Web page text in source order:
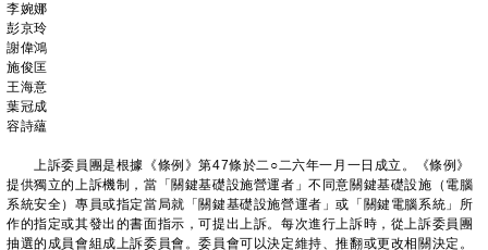
李婉娜
彭京玲
謝偉鴻
施俊匡
王海意
葉冠成
容詩蘊
上訴委員團是根據《條例》第47條於二○二六年一月一日成立。《條例》
提供獨立的上訴機制，當「關鍵基礎設施營運者」不同意關鍵基礎設施（電腦
系統安全）專員或指定當局就「關鍵基礎設施營運者」或「關鍵電腦系統」所
作的指定或其發出的書面指示，可提出上訴。每次進行上訴時，從上訴委員團
抽選的成員會組成上訴委員會。委員會可以決定維持、推翻或更改相關決定。